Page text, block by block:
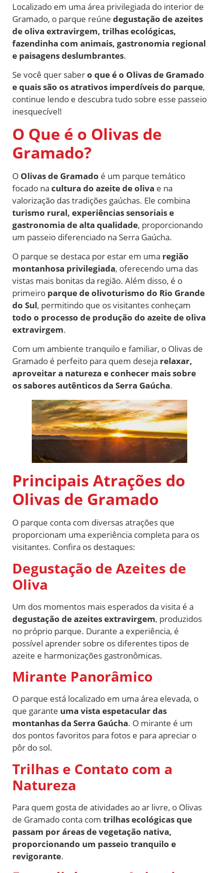
Localizado em uma área privilegiada do interior de
Gramado, o parque reúne degustação de azeites
de oliva extravirgem, trilhas ecológicas,
fazendinha com animais, gastronomia regional
e paisagens deslumbrantes.
Se você quer sabero que é o Olivas de Gramado
e quais são os atrativos imperdíveis do parque,
continue lendo e descubra tudo sobre esse passeio
inesquecível!
O Que é o Olivas de
Gramado?
O Olivas de Gramado é um parque temático
focado na cultura do azeite de oliva e na
valorização das tradições gaúchas. Ele combina
turismo rural, experiências sensoriais e
gastronomia de alta qualidade, proporcionando
um passeio diferenciado na Serra Gaúcha.
O parque se destaca por estar em uma região
montanhosa privilegiada, oferecendo uma das
vistas mais bonitas da região. Além disso, é o
primeiro parque de olivoturismo do Rio Grande
do Sul, permitindo que os visitantes conheçam
todo o processo de produção do azeite de oliva
extravirgem.
Com um ambiente tranquilo e familiar, o Olivas de
Gramado é perfeito para quem deseja relaxar,
aproveitar a natureza e conhecer mais sobre
os sabores autênticos da Serra Gaúcha.
Principais Atrações do
Olivas de Gramado
O parque conta com diversas atrações que
proporcionam uma experiência completa para os
visitantes. Confira os destaques:
Degustação de Azeites de
Oliva
Um dos momentos mais esperados da visita é a
degustação de azeites extravirgem, produzidos
no próprio parque. Durante a experiência, é
possível aprender sobre os diferentes tipos de
azeite e harmonizações gastronômicas.
Mirante Panorâmico
O parque está localizado em uma área elevada, o
que garante uma vista espetacular das
montanhas da Serra Gaúcha. O mirante é um
dos pontos favoritos para fotos e para apreciar o
pôr do sol.
Trilhas e Contato com a
Natureza
Para quem gosta de atividades ao ar livre, o Olivas
de Gramado conta com trilhas ecológicas que
passam por áreas de vegetação nativa,
proporcionando um passeio tranquilo e
revigorante.